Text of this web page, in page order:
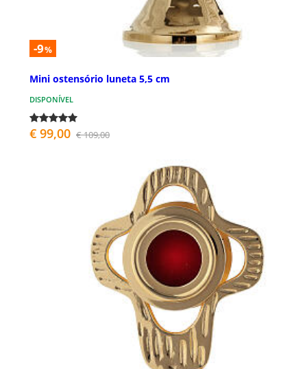
-9%
Mini ostensório luneta 5,5 cm
DISPONÍVEL
€ 99,00 € 109,00